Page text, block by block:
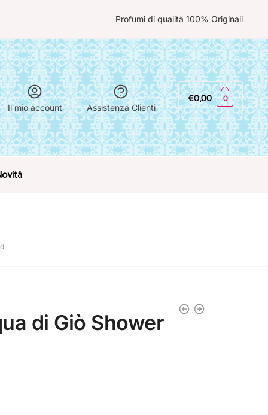
Profumi di qualità 100% Originali
Il mio account Assistenza Clienti
€0,00 0
di Giò Shower